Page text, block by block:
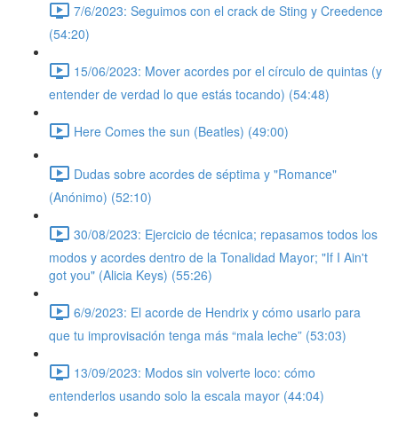
7/6/2023: Seguimos con el crack de Sting y Creedence
(54:20)
15/06/2023: Mover acordes por el círculo de quintas (y
entender de verdad lo que estás tocando) (54:48)
Here Comes the sun (Beatles) (49:00)
Dudas sobre acordes de séptima y "Romance"
(Anónimo) (52:10)
30/08/2023: Ejercicio de técnica; repasamos todos los
modos y acordes dentro de la Tonalidad Mayor; "If I Ain't
got you" (Alicia Keys) (55:26)
6/9/2023: El acorde de Hendrix y cómo usarlo para
que tu improvisación tenga más “mala leche” (53:03)
13/09/2023: Modos sin volverte loco: cómo
entenderlos usando solo la escala mayor (44:04)